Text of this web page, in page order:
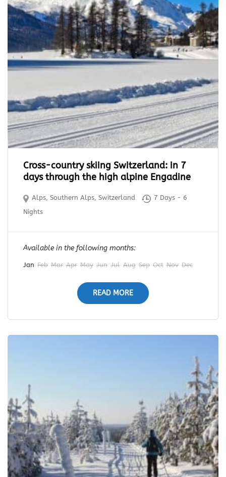
Cross-country skiing Switzerland: in 7
days through the high alpine Engadine
Alps,Southern Alps,Switzerland
7 Days - 6
Nights
Available in the following months:
Jan Feb Mar Apr May Jun Jul Aug Sep Oct Nov Dec
READ MORE